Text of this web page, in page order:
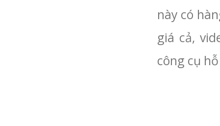
này có
giá cả,
công cụ